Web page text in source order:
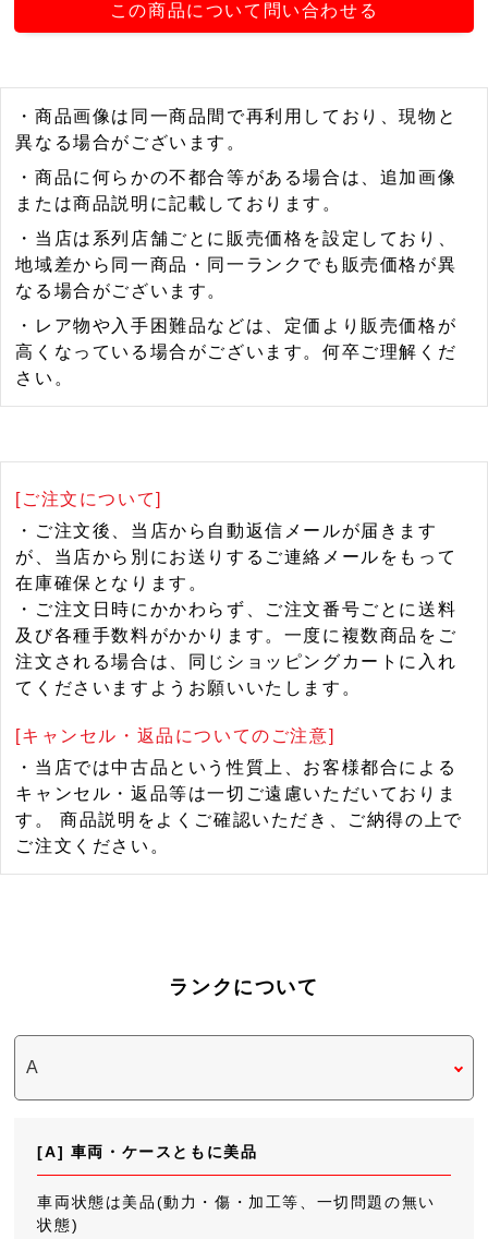
この商品について問い合わせる
・商品画像は同一商品間で再利用しており、現物と
異なる場合がございます。
・商品に何らかの不都合等がある場合は、追加画像
または商品説明に記載しております。
・当店は系列店舗ごとに販売価格を設定しており、
地域差から同一商品・同一ランクでも販売価格が異
なる場合がございます。
・レア物や入手困難品などは、定価より販売価格が
高くなっている場合がございます。何卒ご理解くだ
さい。
[ご注文について]
・ご注文後、当店から自動返信メールが届きます
が、当店から別にお送りするご連絡メールをもって
在庫確保となります。
・ご注文日時にかかわらず、ご注文番号ごとに送料
及び各種手数料がかかります。一度に複数商品をご
注文される場合は、同じショッピングカートに入れ
てくださいますようお願いいたします。
[キャンセル・返品についてのご注意]
・当店では中古品という性質上、お客様都合による
キャンセル・返品等は一切ご遠慮いただいておりま
す。 商品説明をよくご確認いただき、ご納得の上で
ご注文ください。
ランクについて
[A] 車両・ケースともに美品
車両状態は美品(動力・傷・加工等、一切問題の無い
状態)